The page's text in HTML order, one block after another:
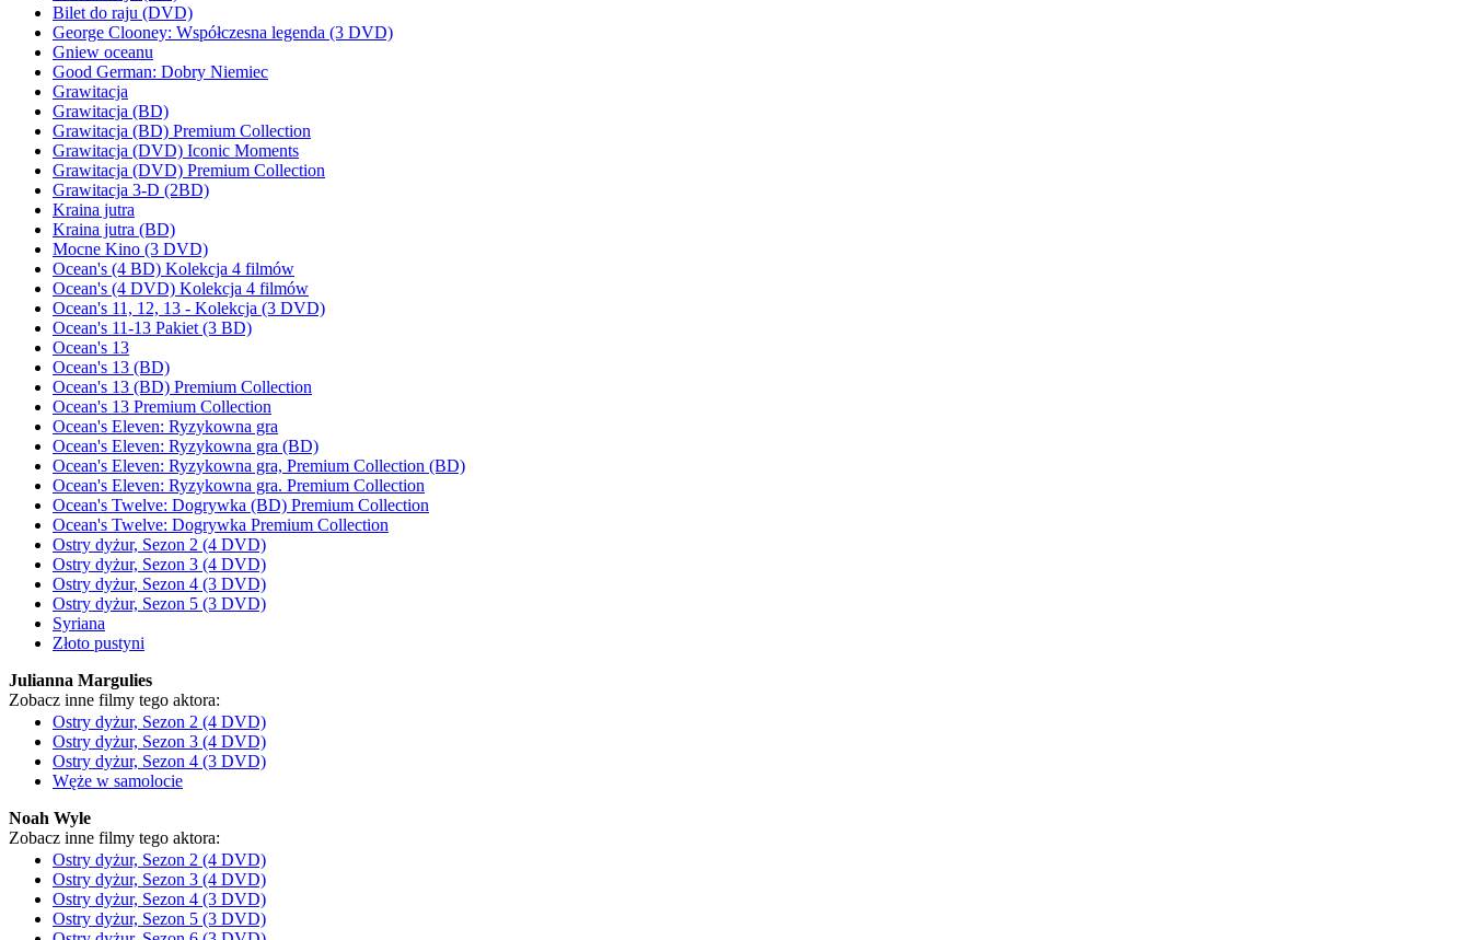
Bilet do raju (DVD)
George Clooney: Współczesna legenda (3 DVD)
Gniew oceanu
Good German: Dobry Niemiec
Grawitacja
Grawitacja (BD)
Grawitacja (BD) Premium Collection
Grawitacja (DVD) Iconic Moments
Grawitacja (DVD) Premium Collection
Grawitacja 3-D (2BD)
Kraina jutra
Kraina jutra (BD)
Mocne Kino (3 DVD)
Ocean's (4 BD) Kolekcja 4 filmów
Ocean's (4 DVD) Kolekcja 4 filmów
Ocean's 11, 12, 13 - Kolekcja (3 DVD)
Ocean's 11-13 Pakiet (3 BD)
Ocean's 13
Ocean's 13 (BD)
Ocean's 13 (BD) Premium Collection
Ocean's 13 Premium Collection
Ocean's Eleven: Ryzykowna gra
Ocean's Eleven: Ryzykowna gra (BD)
Ocean's Eleven: Ryzykowna gra, Premium Collection (BD)
Ocean's Eleven: Ryzykowna gra. Premium Collection
Ocean's Twelve: Dogrywka (BD) Premium Collection
Ocean's Twelve: Dogrywka Premium Collection
Ostry dyżur, Sezon 2 (4 DVD)
Ostry dyżur, Sezon 3 (4 DVD)
Ostry dyżur, Sezon 4 (3 DVD)
Ostry dyżur, Sezon 5 (3 DVD)
Syriana
Złoto pustyni
Julianna Margulies
Zobacz inne filmy tego aktora:
Ostry dyżur, Sezon 2 (4 DVD)
Ostry dyżur, Sezon 3 (4 DVD)
Ostry dyżur, Sezon 4 (3 DVD)
Węże w samolocie
Noah Wyle
Zobacz inne filmy tego aktora:
Ostry dyżur, Sezon 2 (4 DVD)
Ostry dyżur, Sezon 3 (4 DVD)
Ostry dyżur, Sezon 4 (3 DVD)
Ostry dyżur, Sezon 5 (3 DVD)